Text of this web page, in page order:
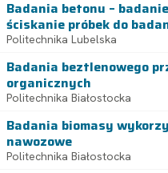
Badania betonu –
ściskanie próbek do
Politechnika Lubelska
Badania beztlenowego
organicznych
Politechnika Białostocka
Badania biomasy
nawozowe
Politechnika Białostocka